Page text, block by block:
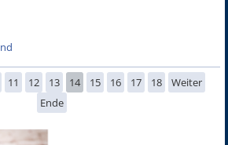
11 12 13 14 15 16 17 18
Weiter
Ende